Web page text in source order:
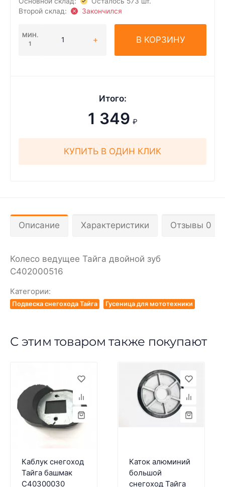
Второй склад:
Закончился
МИН.
1
В КОРЗИНУ
Итого:
1 349 ₽
КУПИТЬ В ОДИН КЛИК
Описание Характеристики Отзывы 0
Колесо ведущее Тайга двойной зуб
С402000516
Категории:
Подвеска снегохода Тайга Гусеница для мототехники
С этим товаром также покупают
Каблук снегоход
Тайга башмак
С40300030
Каток алюминий
большой
снегоход Тайга